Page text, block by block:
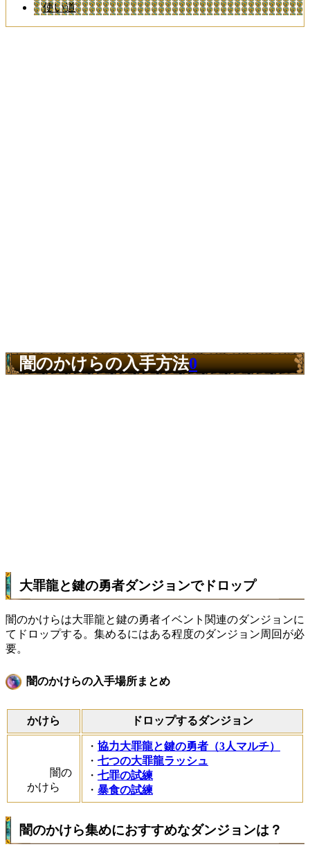
使い道
闇のかけらの入手方法0
大罪龍と鍵の勇者ダンジョンでドロップ
闇のかけらは大罪龍と鍵の勇者イベント関連のダンジョンに
てドロップする。集めるにはある程度のダンジョン周回が必
要。
闇のかけらの入手場所まとめ
かけら ドロップするダンジョン
闇の
かけら
・ 協力大罪龍と鍵の勇者（3人マルチ）
・ 七つの大罪龍ラッシュ
・ 七罪の試練
・ 暴食の試練
闇のかけら集めにおすすめなダンジョンは？